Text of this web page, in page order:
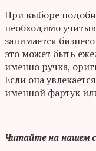
При выборе
необходимо
занимается
это может быть
именно ручка,
Если она
именной фартук
Читайте на нашем